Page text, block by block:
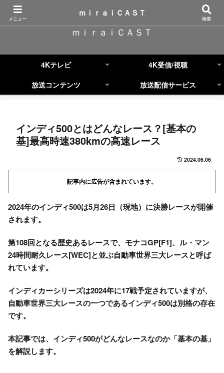
コンテンツへスキップ
ｍｉｒａｉＣＡＳＴ
4Kテレビ
4K受信/視聴
放送コンテンツ
放送配信サービス
インディ500とはどんなレース？[基本の
基]最高時速380kmの高速レース
2024.06.06
記事内に広告が含まれています。
2024年のインディ500は5月26日（現地） に決勝レースが開催
されます。
第108回となる歴史あるレースで、 モナコGP[F1]、 ル・マン
24時間耐久レース[WEC]と並ぶ自動車世界三大レースと呼ば
れています。
インディカーシリーズは2024年に17戦予定されていますが、
自動車世界三大レースの一つであるインディ500は別格の存在
です。
本記事では、 インディ500がどんなレースなのか「基本の基」
を解説します。
メニュー
ｍｉｒａｉＣＡＳＴ
検索